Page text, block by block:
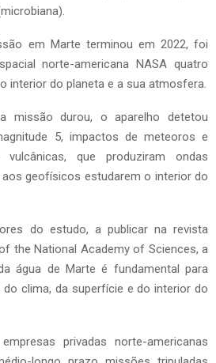
em Marte terminou em 2022, foi
norte-americana NASA quatro
interior do planeta e a sua atmosfera.
missão durou, o aparelho detetou
5, impactos de meteoros e
vulcânicas, que produziram ondas
geofísicos estudarem o interior do
do estudo, a publicar na revista
the National Academy of Sciences, a
água de Marte é fundamental para
clima, da superfície e do interior do
privadas norte-americanas